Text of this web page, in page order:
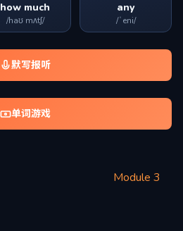
how much
/haʊ mʌtʃ/
any
/ˈeni/
默写报听
单词游戏
Module 3